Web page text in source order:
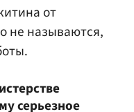
от
не называются,
серьезное